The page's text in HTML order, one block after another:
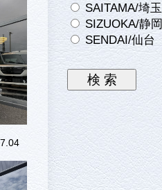
SAITAMA/埼玉
SIZUOKA/静岡
SENDAI/仙台